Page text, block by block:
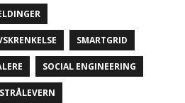
SMARTGRID
SOCIAL ENGINEERING